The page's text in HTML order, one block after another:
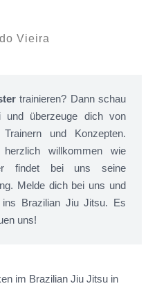
Vieira
trainieren? Dann schau
überzeuge dich von
und Konzepten.
willkommen wie
findet bei uns seine
Melde dich bei uns und
ins Brazilian Jiu Jitsu. Es
uns!